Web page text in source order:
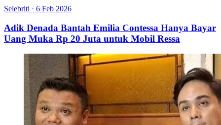
Selebriti · 6 Feb 2026
Adik Denada Bantah Emilia Contessa Hanya Bayar
Uang Muka Rp 20 Juta untuk Mobil Ressa